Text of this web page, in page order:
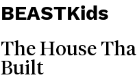
BEASTKids
The House
Built